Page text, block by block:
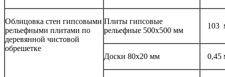
Облицовка стен гипсовыми
рельефными плитами по
деревянной чистовой
обрешетке
Плиты гипсовые
рельефные 500x500 мм
103
Доски 80x20 мм 0,45